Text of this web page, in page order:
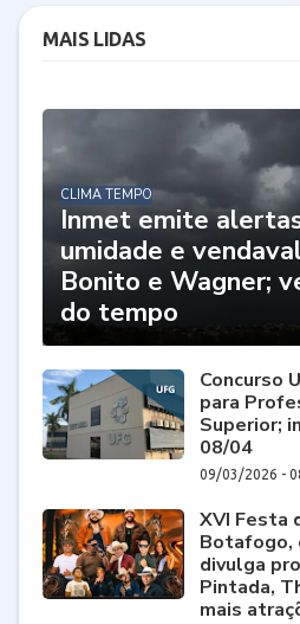
MAIS LIDAS
CLIMA TEMPO
Inmet emite
umidade e
Bonito e Wagner;
do tempo
Concurso
para
Superior;
08/04
09/03/2026 -
XVI Festa
Botafogo,
divulga
Pintada,
mais